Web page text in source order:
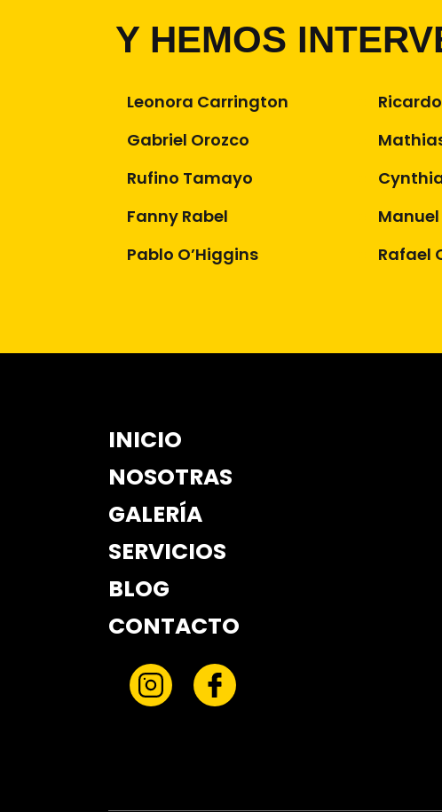
Y HEMOS
Leonora Carrington
Gabriel Orozco
Rufino Tamayo
Fanny Rabel
Pablo O’Higgins
Rafael
INICIO
NOSOTRAS
GALERÍA
SERVICIOS
BLOG
CONTACTO